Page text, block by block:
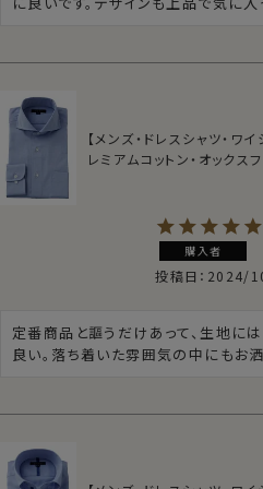
【メンズ・ドレスシャツ・ワ
レミアムコットン・オックス
購入者
投稿日 2024/
定番商品と謳うだけあって、生地に
良い。落ち着いた雰囲気の中にもお